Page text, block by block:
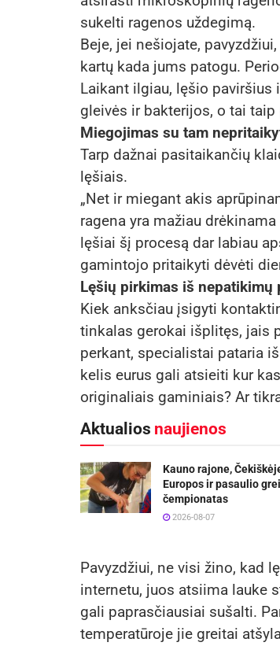
sukelti ragenos uždegimą.
Beje, jei nešiojate,
kartų kada jums patogu.
Laikant ilgiau, lęšio
gleivės ir bakterijos, o tai
Miegojimas su tam
Tarp dažnai pasitaikančių
lęšiais.
„Net ir miegant akis
ragena yra mažiau
lęšiai šį procesą dar labiau
gamintojo pritaikyti dėvėti
Lęšių pirkimas iš nepatikimų
Kiek anksčiau įsigyti
tinkalas gerokai išplitęs, jais
perkant, specialistai pataria
kelis eurus gali atsieiti kur
originaliais gaminiais? Ar
Aktualios naujienos
Kauno rajone,
Europos ir pasaulio
čempionatas
2026-08-07
Pavyzdžiui, ne visi žino, kad
internetu, juos atsiima lauke
gali paprasčiausiai sušalti.
temperatūroje jie greitai